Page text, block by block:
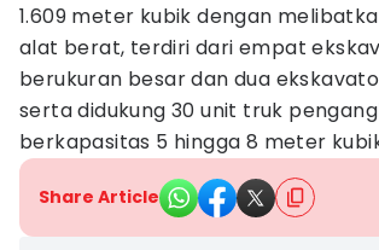
1.609 meter kubik dengan
alat berat, terdiri dari empat
berukuran besar dan dua
serta didukung 30 unit truk
berkapasitas 5 hingga 8 meter
Share Article